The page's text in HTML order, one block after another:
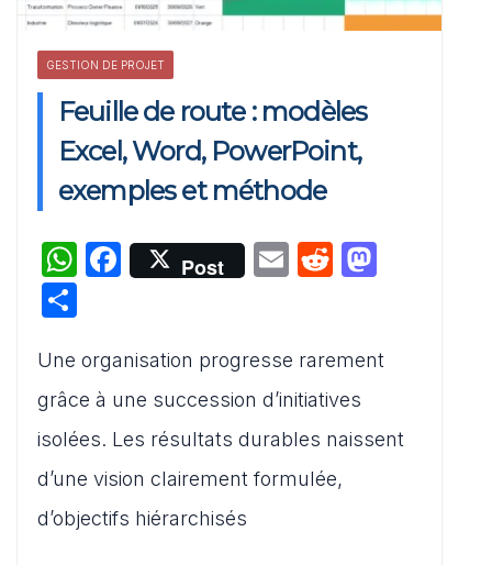
d’association modèles PPT
PRÉSENTATIONS PPT
Méthodes de présentation
d’un rapport d’activité
annuelle : Exemple PDF
PRÉSENTATIONS PPT
Modèle SWOT agence
immobilière sur PowerPoint
GESTION DE PROJET
Feuille de route : modèles
Excel, Word, PowerPoint,
exemples et méthode
W
s
A
p
p
F
e
b
o
o
k
Post
E
l
R
di
t
o
o
ta
g
er
Une organisation progresse rarement
grâce à une succession d’initiatives
isolées. Les résultats durables naissent
d’une vision clairement formulée,
d’objectifs hiérarchisés